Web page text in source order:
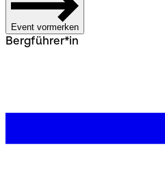
Event vormerken
Bergführer*in